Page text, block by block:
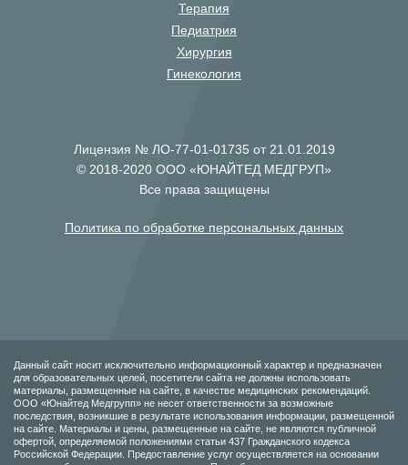
Терапия
Педиатрия
Хирургия
Гинекология
Лицензия № ЛО-77-01-01735 от 21.01.2019
© 2018-2020 ООО «ЮНАЙТЕД МЕДГРУП»
Все права защищены
Политика по обработке персональных данных
Данный сайт носит исключительно информационный характер и предназначен
для образовательных целей, посетители сайта не должны использовать
материалы, размещенные на сайте, в качестве медицинских рекомендаций.
ООО «Юнайтед Медгрупп» не несет ответственности за возможные
последствия, возникшие в результате использования информации, размещенной
на сайте. Материалы и цены, размещенные на сайте, не являются публичной
офертой, определяемой положениями статьи 437 Гражданского кодекса
Российской Федерации. Предоставление услуг осуществляется на основании